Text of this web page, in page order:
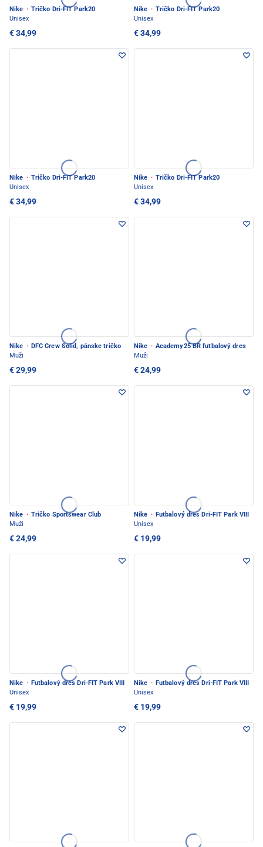
Nike · Tričko Dri-FIT Park20
Unisex
€ 34,99
Nike · Tričko Dri-FIT Park20
Unisex
€ 34,99
Nike · Tričko Dri-FIT Park20
Unisex
€ 34,99
Nike · Tričko Dri-FIT Park20
Unisex
€ 34,99
Nike · DFC Crew Solid, pánske tričko
Muži
€ 29,99
Nike · Academy25 BR futbalový dres
Muži
€ 24,99
Nike · Tričko Sportswear Club
Muži
€ 24,99
Nike · Futbalový dres Dri-FIT Park VIII
Unisex
€ 19,99
Nike · Futbalový dres Dri-FIT Park VIII
Unisex
€ 19,99
Nike · Futbalový dres Dri-FIT Park VIII
Unisex
€ 19,99